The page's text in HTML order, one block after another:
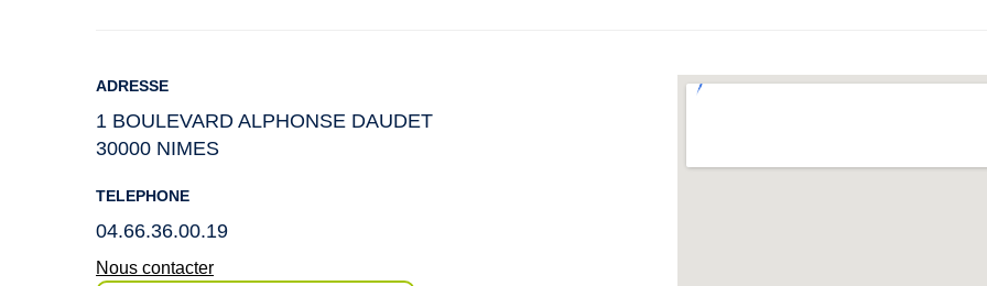
ADRESSE
1 BOULEVARD ALPHONSE DAUDET
30000 NIMES
TELEPHONE
04.66.36.00.19
Nous contacter